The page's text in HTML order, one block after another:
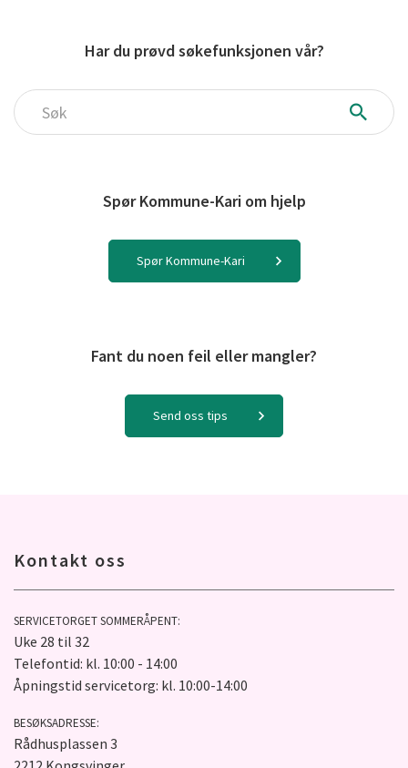
Har du prøvd søkefunksjonen vår?
Søk
Spør Kommune-Kari om hjelp
Spør Kommune-Kari
Fant du noen feil eller mangler?
Send oss tips
Kontakt oss
SERVICETORGET SOMMERÅPENT:
Uke 28 til 32
Telefontid: kl. 10:00 - 14:00
Åpningstid servicetorg: kl. 10:00-14:00
BESØKSADRESSE:
Rådhusplassen 3